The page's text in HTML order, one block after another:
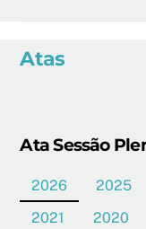
Atas
Ata Sessão
2026 2025
2021
2020